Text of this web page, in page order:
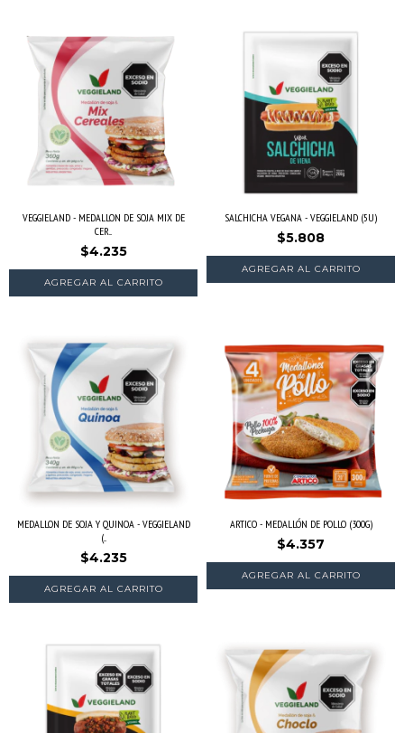
VEGGIELAND - MEDALLON DE SOJA MIX DE
CER...
$4.235
SALCHICHA VEGANA - VEGGIELAND (5U)
$5.808
MEDALLON DE SOJA Y QUINOA - VEGGIELAND
(...
$4.235
ARTICO - MEDALLÓN DE POLLO (300G)
$4.357